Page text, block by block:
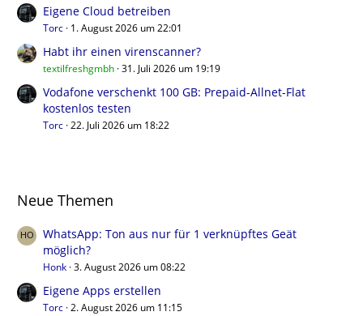
Eigene Cloud betreiben
Torc 1. August 2026 um 22:01
Habt ihr einen virenscanner?
textilfreshgmbh 31. Juli 2026 um 19:19
Vodafone verschenkt 100 GB: Prepaid-Allnet-Flat
kostenlos testen
Torc 22. Juli 2026 um 18:22
Neue Themen
WhatsApp: Ton aus nur für 1 verknüpftes Geät
möglich?
Honk 3. August 2026 um 08:22
Eigene Apps erstellen
Torc 2. August 2026 um 11:15